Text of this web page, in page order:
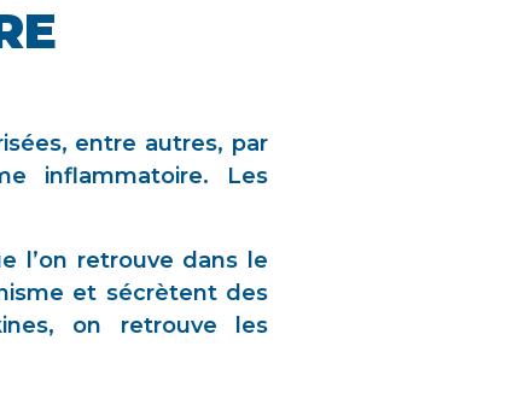
entre autres, par
inflammatoire. Les
l’on retrouve dans le
et sécrètent des
on retrouve les